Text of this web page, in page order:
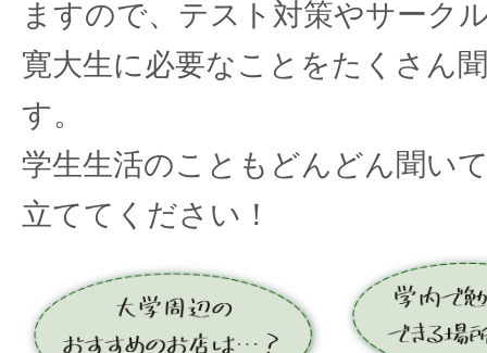
ますので、テスト対策やサーク
寛大生に必要なことをたくさん
す。
学生生活のこともどんどん聞い
立ててください！